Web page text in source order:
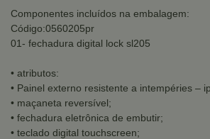
Componentes incluídos na embalagem:
Código:0560205pr
01- fechadura digital lock sl205
• atributos:
• Painel externo resistente a intempéries –
• maçaneta reversível;
• fechadura eletrônica de embutir;
• teclado digital touchscreen;